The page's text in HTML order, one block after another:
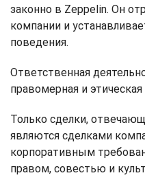
законно в Zeppelin. Он
компании и
поведения.
Ответственная
правомерная и
Только сделки,
являются сделками
корпоративным
правом, совестью и